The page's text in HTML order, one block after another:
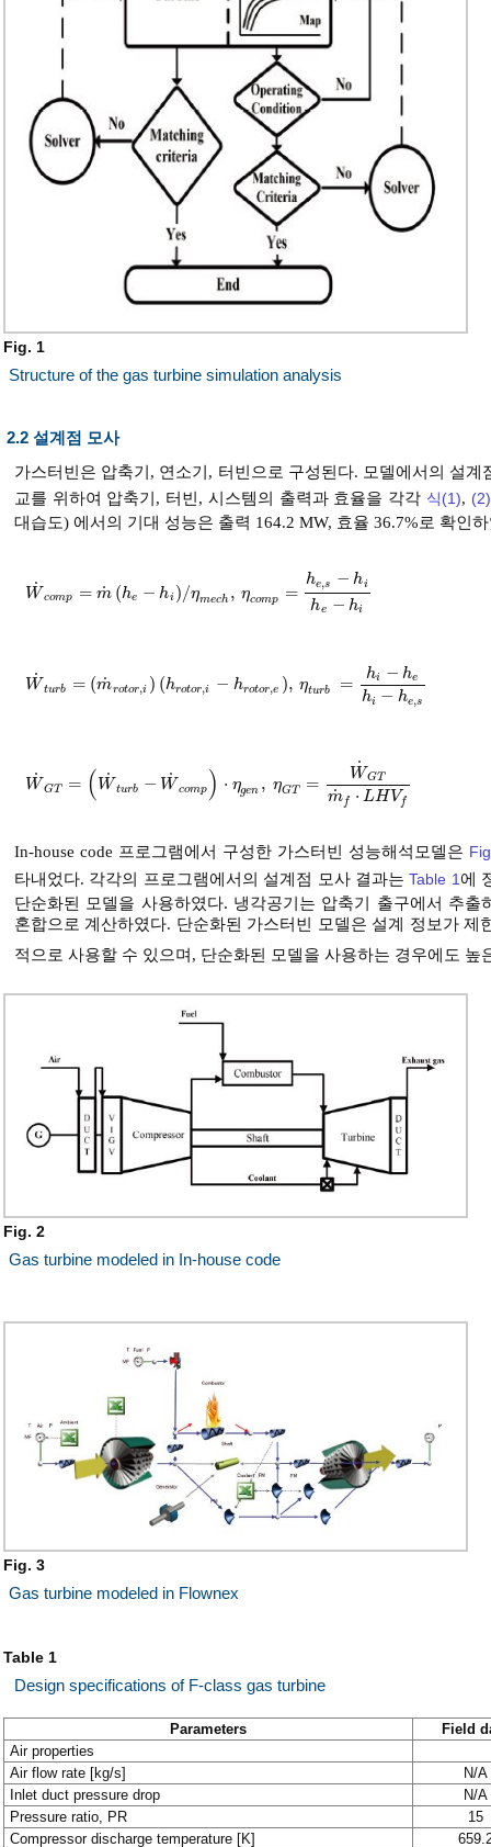
Fig. 1
Structure of the gas turbine simulation analysis
2.2 설계점 모사
가스터빈은 압축기, 연소기, 터빈으로 구성된다. 모델에서의 설
교를 위하여 압축기, 터빈, 시스템의 출력과 효율을 각각 식(1), (2)
대습도) 에서의 기대 성능은 출력 164.2 MW, 효율 36.7%로 확인
W
˙ comp = m
˙ (he − hi )/ηmech , ηcomp =
he,s − hi
he − hi
W˙c omp=m˙ he-hi/ηmech , ηcomp =he,s-hih
W
˙ turb = (m
˙ rotor,i ) (hrotor,i − hrotor,e ), ηturb =
hi − he
hi − he,s
W˙turb=m˙rot or,ihrot or, i-hroto r,e , ηtu b = hi-hehi-h
W
˙ GT = ( W
˙ turb − W
˙ comp ) ⋅ ηgen , ηGT =
W
˙ GT
m
˙ f ⋅ LH Vf
W ˙G T =W˙tu rb -W˙com p ⋅ηgen, ηG T= W˙GTm˙f⋅L
In-house code 프로그램에서 구성한 가스터빈 성능해석모델은
타내었다. 각각의 프로그램에서의 설계점 모사 결과는Table 1에
단순화된 모델을 사용하였다. 냉각공기는 압축기 출구에서 추
혼합으로 계산하였다. 단순화된 가스터빈 모델은 설계 정보가
적으로 사용할 수 있으며, 단순화된 모델을 사용하는 경우에도 높
Fig. 2
Gas turbine modeled in In-house code
Fig. 3
Gas turbine modeled in Flownex
Table 1
Design specifications of F-class gas turbine
Parameters
Field
Air properties
Air flow rate [kg/s]
N/A
Inlet duct pressure drop
N/A
Pressure ratio, PR
15
Compressor discharge temperature [K]